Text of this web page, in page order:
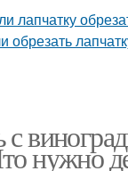
с
нужно